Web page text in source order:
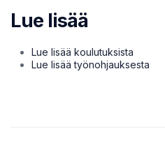
Lue lisää
Lue lisää koulutuksista
Lue lisää työnohjauksesta